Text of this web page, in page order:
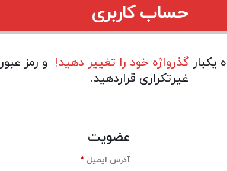
حساب کاربری
گذرواژه خود را تغییر دهید! و رمز
غیرتکراری قراردهید.
عضویت
آدرس ایمیل *الزامی